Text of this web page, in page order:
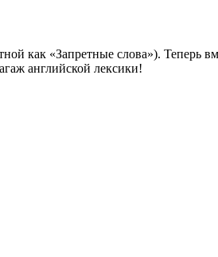
как «Запретные слова»). Теперь
английской лексики!